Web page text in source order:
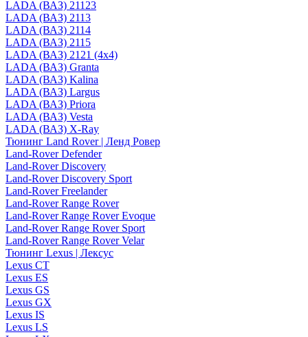
LADA (ВАЗ) 21123
LADA (ВАЗ) 2113
LADA (ВАЗ) 2114
LADA (ВАЗ) 2115
LADA (ВАЗ) 2121 (4x4)
LADA (ВАЗ) Granta
LADA (ВАЗ) Kalina
LADA (ВАЗ) Largus
LADA (ВАЗ) Priora
LADA (ВАЗ) Vesta
LADA (ВАЗ) X-Ray
Тюнинг Land Rover | Ленд Ровер
Land-Rover Defender
Land-Rover Discovery
Land-Rover Discovery Sport
Land-Rover Freelander
Land-Rover Range Rover
Land-Rover Range Rover Evoque
Land-Rover Range Rover Sport
Land-Rover Range Rover Velar
Тюнинг Lexus | Лексус
Lexus CT
Lexus ES
Lexus GS
Lexus GX
Lexus IS
Lexus LS